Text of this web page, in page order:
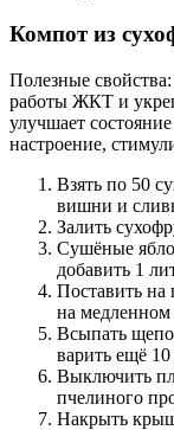
Компот из
Полезные
работы ЖКТ и
улучшает
настроение,
Взять по 50
вишни и
Залить
Сушёные
добавить 1
Поставить на
на медленном
Всыпать
варить ещё
Выключить
пчелиного
Накрыть